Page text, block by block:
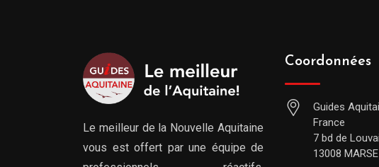
Le meilleur de la Nouvelle Aquitaine
vous est offert par une équipe de
Coordonnées
Guides
France
7 bd de
13008